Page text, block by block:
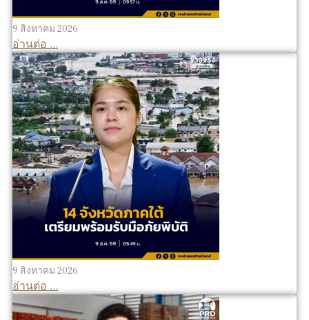
9 สิงหาคม 2026
อ่านต่อ ...
9 สิงหาคม 2026
อ่านต่อ ...